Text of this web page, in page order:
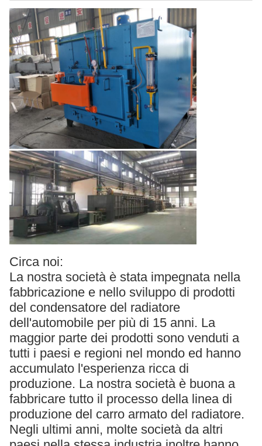
Circa noi:
La nostra società è stata impegnata nella
fabbricazione e nello sviluppo di prodotti
del condensatore del radiatore
dell'automobile per più di 15 anni. La
maggior parte dei prodotti sono venduti a
tutti i paesi e regioni nel mondo ed hanno
accumulato l'esperienza ricca di
produzione. La nostra società è buona a
fabbricare tutto il processo della linea di
produzione del carro armato del radiatore.
Negli ultimi anni, molte società da altri